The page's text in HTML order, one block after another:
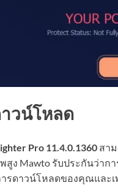
วน์โหลด
Pro 11.4.0.1360 สา
ง Mawto รับประกันว่าก
ารดาวน์โหลดของคุณแล